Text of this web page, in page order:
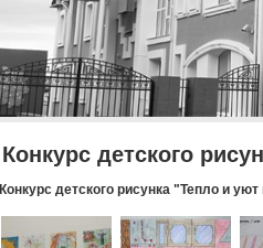
Конкурс детского
Конкурс детского рисунка "Тепло и